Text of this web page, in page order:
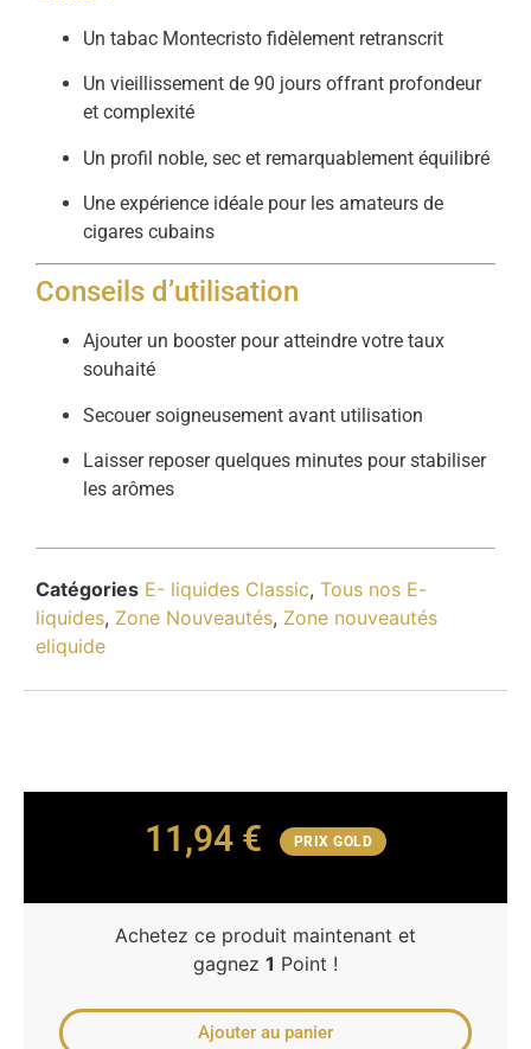
Un tabac Montecristo fidèlement retranscrit
Un vieillissement de 90 jours offrant profondeur
et complexité
Un profil noble, sec et remarquablement équilibré
Une expérience idéale pour les amateurs de
cigares cubains
Conseils d’utilisation
Ajouter un booster pour atteindre votre taux
souhaité
Secouer soigneusement avant utilisation
Laisser reposer quelques minutes pour stabiliser
les arômes
Catégories E- liquides Classic, Tous nos E-
liquides, Zone Nouveautés, Zone nouveautés
eliquide
11,94 € PRIX GOLD
Achetez ce produit maintenant et
gagnez 1 Point !
Ajouter au panier